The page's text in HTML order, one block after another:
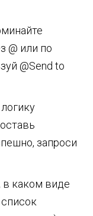
@ или по
@Send to
запроси
в каком виде